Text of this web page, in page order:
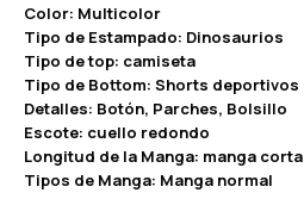
Color: Multicolor
Tipo de Estampado: Dinosaurios
Tipo de top: camiseta
Tipo de Bottom: Shorts deportivos
Detalles: Botón, Parches, Bolsillo
Escote: cuello redondo
Longitud de la Manga: manga corta
Tipos de Manga: Manga normal